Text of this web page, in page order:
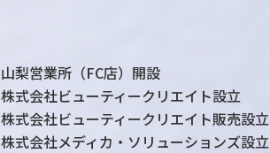
山梨営業所（FC店）開設
株式会社ビューティークリエイト設立
株式会社ビューティークリエイト販売設立
株式会社メディカ・ソリューションズ設立